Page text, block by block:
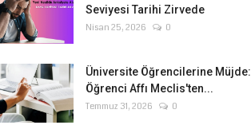
Seviyesi Tarihi Zirvede
Nisan 25, 2026 0
Üniversite Öğrencilerine Müjde:
Öğrenci Affı Meclis'ten...
Temmuz 31, 2026 0